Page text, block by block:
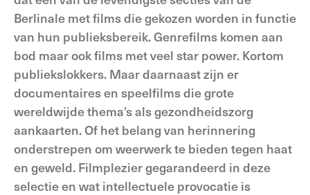
Berlinale met films die gekozen worden in functie
van hun publieksbereik. Genrefilms komen aan
bod maar ook films met veel star power. Kortom
publiekslokkers. Maar daarnaast zijn er
documentaires en speelfilms die grote
wereldwijde thema’s als gezondheidszorg
aankaarten. Of het belang van herinnering
onderstrepen om weerwerk te bieden tegen haat
en geweld. Filmplezier gegarandeerd in deze
selectie en wat intellectuele provocatie is